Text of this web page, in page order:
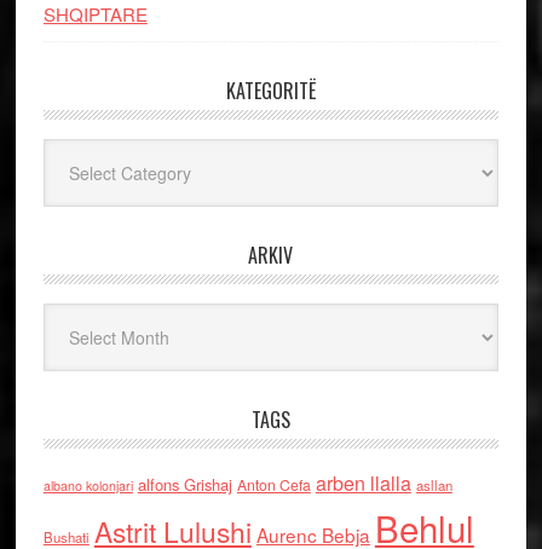
SHQIPTARE
KATEGORITË
ARKIV
TAGS
albano kolonjari alfons Grishaj Anton Cefa arben llalla asllan
Bushati Astrit Lulushi Aurenc Bebja Behlul